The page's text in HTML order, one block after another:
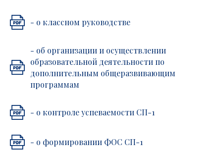
- о классном руководстве
- об организации и осуществлении
образовательной деятельности по
дополнительным общеразвивающим
программам
- о контроле успеваемости СП-1
- о формировании ФОС СП-1